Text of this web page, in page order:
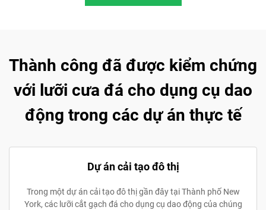
Thành công đã được kiểm chứng
với lưỡi cưa đá cho dụng cụ dao
động trong các dự án thực tế
Dự án cải tạo đô thị
Trong một dự án cải tạo đô thị gần đây tại Thành phố New
York, các lưỡi cắt gạch đá cho dụng cụ dao động của chúng